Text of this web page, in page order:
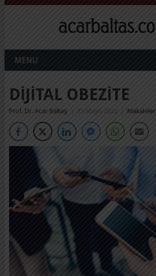
MENU
DIJITAL OBEZITE
Prof. Dr. Acar Baltaş 25 Mayıs 2022 Makaleler